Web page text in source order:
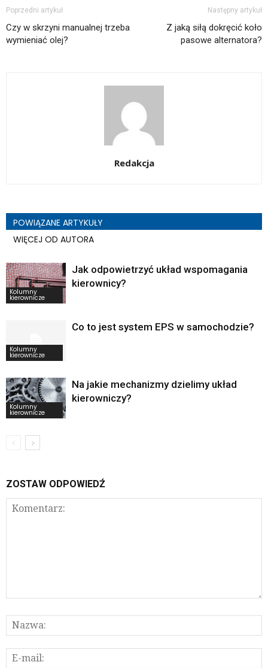
Poprzedni artykuł
Czy w skrzyni manualnej trzeba
wymieniać olej?
Następny artykuł
Z jaką siłą dokręcić koło
pasowe alternatora?
Redakcja
POWIĄZANE ARTYKUŁY
WIĘCEJ OD AUTORA
Kolumny
kierownicze
Jak odpowietrzyć układ wspomagania
kierownicy?
Kolumny
kierownicze
Co to jest system EPS w samochodzie?
Kolumny
kierownicze
Na jakie mechanizmy dzielimy układ
kierowniczy?
ZOSTAW ODPOWIEDŹ